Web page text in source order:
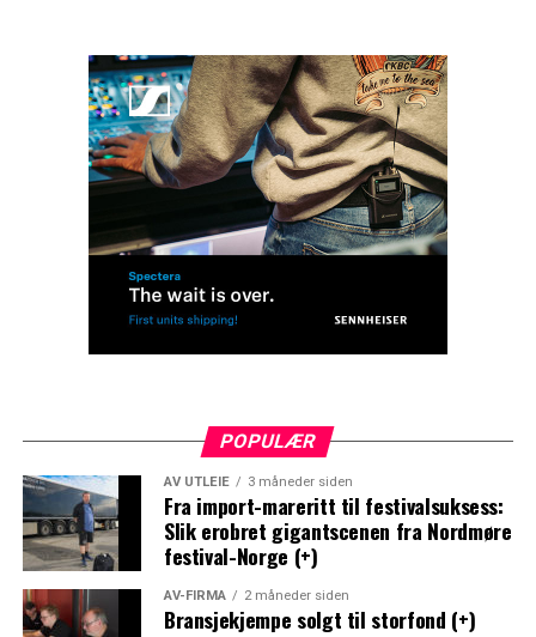
POPULÆR
AV UTLEIE 3 måneder siden
Fra import-mareritt til festivalsuksess:
Slik erobret gigantscenen fra Nordmøre
festival-Norge (+)
AV-FIRMA 2 måneder siden
Bransjekjempe solgt til storfond (+)